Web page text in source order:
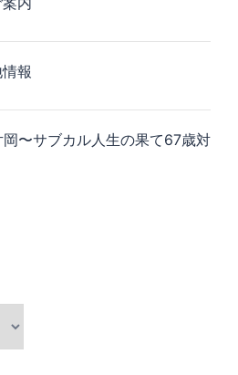
報
〜サブカル人生の果て67歳対